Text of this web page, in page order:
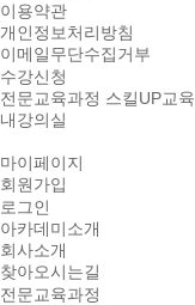
이용약관
개인정보처리방침
이메일무단수집거부
수강신청
전문교육과정 스킬UP교육
내강의실
마이페이지
회원가입
로그인
아카데미소개
회사소개
찾아오시는길
전문교육과정